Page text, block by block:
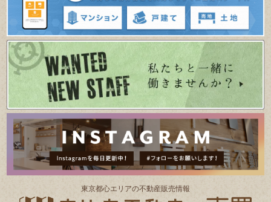
東京都⼼エリアの不動産販売情報